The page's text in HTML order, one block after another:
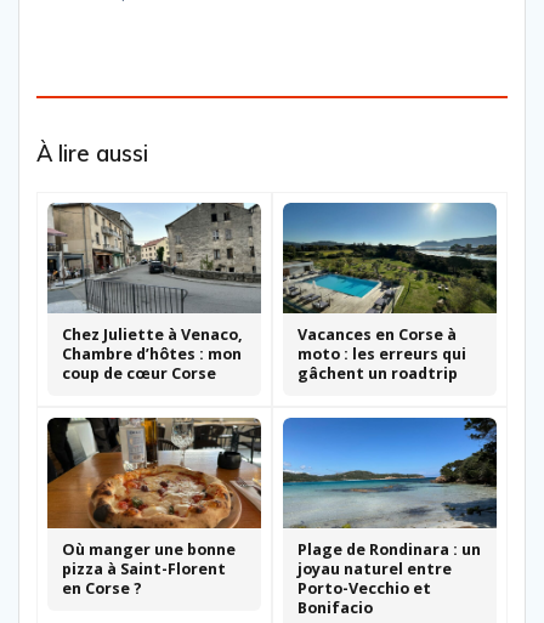
À lire aussi
Chez Juliette à Venaco,
Chambre d’hôtes : mon
coup de cœur Corse
Vacances en Corse à
moto : les erreurs qui
gâchent un roadtrip
Où manger une bonne
pizza à Saint-Florent
en Corse ?
Plage de Rondinara : un
joyau naturel entre
Porto-Vecchio et
Bonifacio